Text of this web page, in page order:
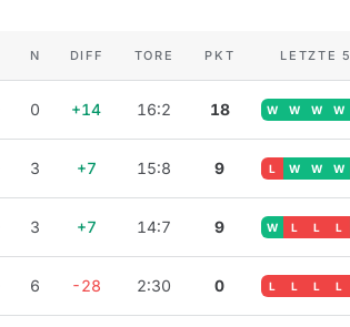
N DIFF TORE PKT LETZTE 5
0 +14 16:2 18 W W W W
3 +7 15:8 9 L W W W
3 +7 14:7 9 W L L L
6 -28 2:30 0 L L L L